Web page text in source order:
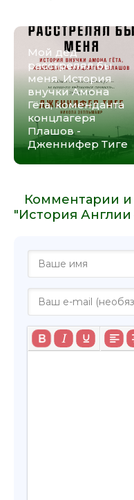
Мой дед
расстрелял бы
меня. История
внучки Амона
Гёта, коменданта
концлагеря
Плашов -
Дженнифер Тиге
Комментарии и
"История